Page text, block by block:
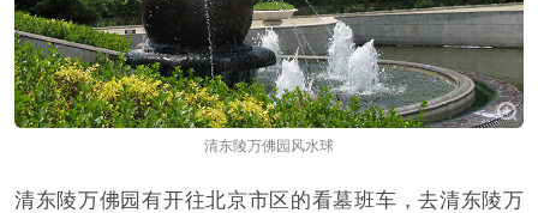
清东陵万佛园风水球
清东陵万佛园有开往北京市区的看墓班车，去清东陵万